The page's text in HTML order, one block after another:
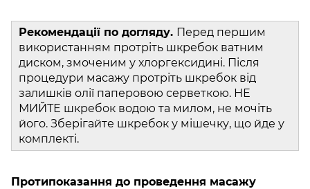
Рекомендації по догляду. Перед першим
використанням протріть шкребок ватним
диском, змоченим у хлоргексидині. Після
процедури масажу протріть шкребок від
залишків олії паперовою серветкою. НЕ
МИЙТЕ шкребок водою та милом, не мочіть
його. Зберігайте шкребок у мішечку, що йде у
комплекті.
Протипоказання до проведення масажу